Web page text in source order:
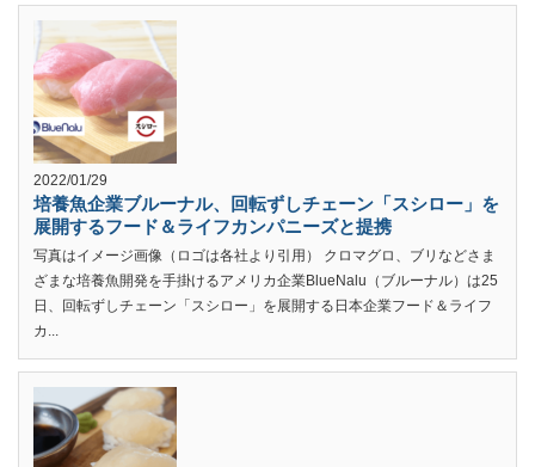
2022/01/29
培養魚企業ブルーナル、回転ずしチェーン「スシロー」を
展開するフード＆ライフカンパニーズと提携
写真はイメージ画像（ロゴは各社より引用） クロマグロ、ブリなどさま
ざまな培養魚開発を手掛けるアメリカ企業BlueNalu（ブルーナル）は25
日、回転ずしチェーン「スシロー」を展開する日本企業フード＆ライフ
カ...